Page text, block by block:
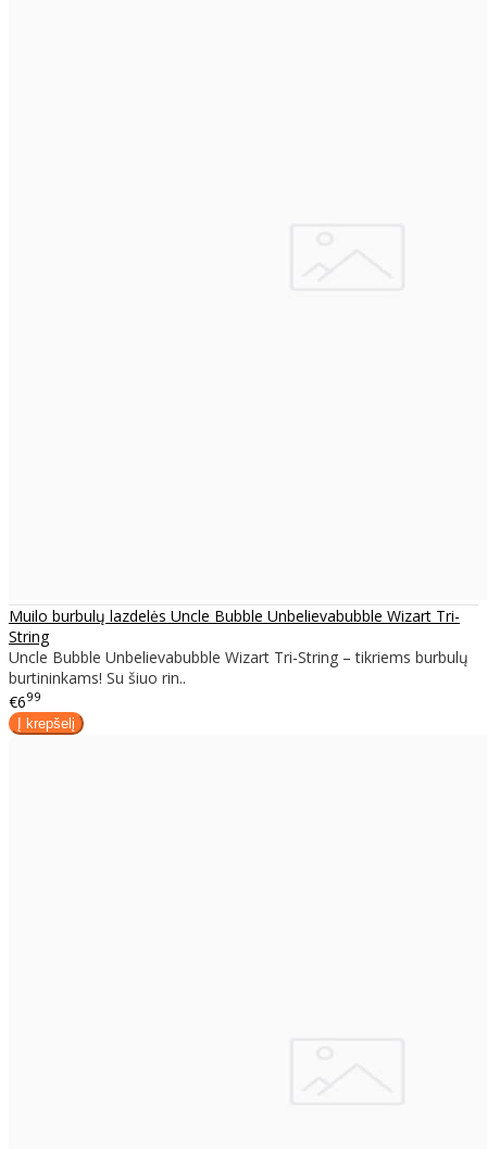
Muilo burbulų lazdelės Uncle Bubble Unbelievabubble Wizart Tri-
String
Uncle Bubble Unbelievabubble Wizart Tri-String – tikriems burbulų
burtininkams! Su šiuo rin..
€699